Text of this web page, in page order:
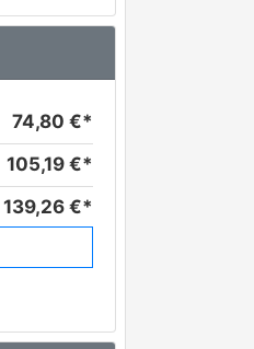
74,80 €*
105,19 €*
139,26 €*